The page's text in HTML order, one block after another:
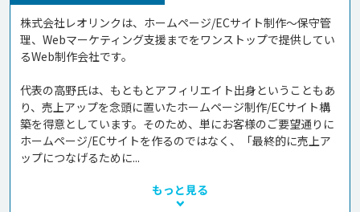
株式会社レオリンクは、ホームページ/ECサイト制作～保守管
理、Webマーケティング支援までをワンストップで提供してい
るWeb制作会社です。
代表の高野氏は、もともとアフィリエイト出身ということもあ
り、売上アップを念頭に置いたホームページ制作/ECサイト構
築を得意としています。そのため、単にお客様のご要望通りに
ホームページ/ECサイトを作るのではなく、「最終的に売上ア
ップにつなげるために...
もっと見る